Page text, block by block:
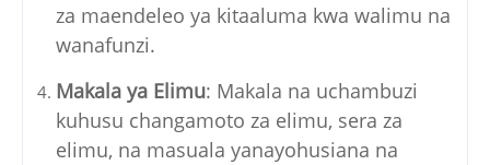
za maendeleo ya kitaaluma kwa walimu na
wanafunzi.
Makala ya Elimu: Makala na uchambuzi
kuhusu changamoto za elimu, sera za
elimu, na masuala yanayohusiana na